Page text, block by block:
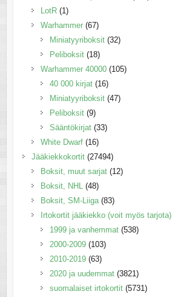
LotR (1)
Warhammer (67)
Miniatyyriboksit (32)
Peliboksit (18)
Warhammer 40000 (105)
40 000 kirjat (16)
Miniatyyriboksit (47)
Peliboksit (9)
Sääntökirjat (33)
White Dwarf (16)
Jääkiekkokortit (27494)
Boksit, muut sarjat (12)
Boksit, NHL
(48)
Boksit, SM-Liiga (83)
Irtokortit jääkiekko (voit myös tarjota)
1999 ja vanhemmat (538)
2000-2009 (103)
2010-2019 (63)
2020 ja uudemmat (3821)
suomalaiset irtokortit (5731)